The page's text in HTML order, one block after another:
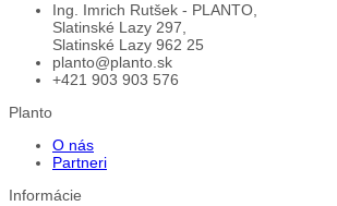
Ing. Imrich Rutšek - PLANTO,
Slatinské Lazy 297,
Slatinské Lazy 962 25
planto@planto.sk
+421 903 903 576
Planto
O nás
Partneri
Informácie